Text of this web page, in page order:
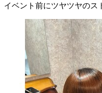
イベント前にツヤツヤのス